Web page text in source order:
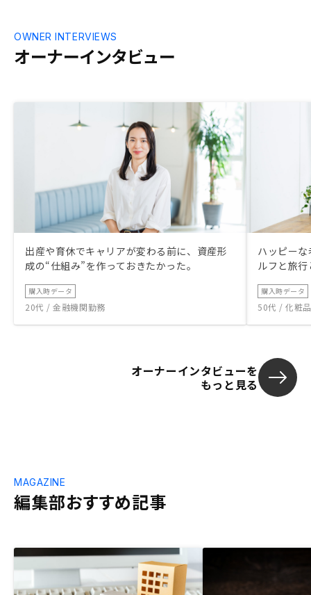
オーナーインタビュー
OWNER INTERVIEWS
出産や育休でキャリアが変わる前に、資産形
成の“仕組み”を作っておきたかった。
購入時データ
20代 / 金融機関勤務
ハッピー
ルフと旅
購入時データ
50代 / 化粧
オーナーインタビューを
もっと見る
編集部おすすめ記事
MAGAZINE